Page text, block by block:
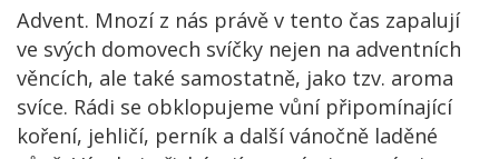
Advent. Mnozí z nás právě v tento čas zapalují
ve svých domovech svíčky nejen na adventních
věncích, ale také samostatně, jako tzv. aroma
svíce. Rádi se obklopujeme vůní připomínající
koření, jehličí, perník a další vánočně laděné